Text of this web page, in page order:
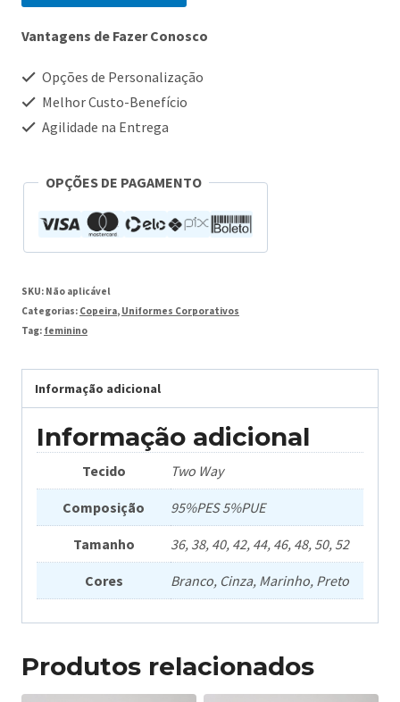
Vantagens de Fazer Conosco
Opções de Personalização
Melhor Custo-Benefício
Agilidade na Entrega
OPÇÕES DE PAGAMENTO
SKU: Não aplicável
Categorias: Copeira, Uniformes Corporativos
Tag: feminino
Informação adicional
Informação adicional
Tecido Two Way
Composição 95%PES 5%PUE
Tamanho 36, 38, 40, 42, 44, 46, 48, 50, 52
Cores Branco, Cinza, Marinho, Preto
Produtos relacionados